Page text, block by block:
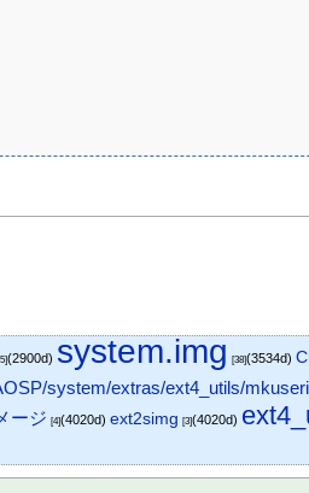
(2900d) system.img [38](3534d)
system/extras/ext4_utils/
ージ [4](4020d)ext2simg [3](4020d)